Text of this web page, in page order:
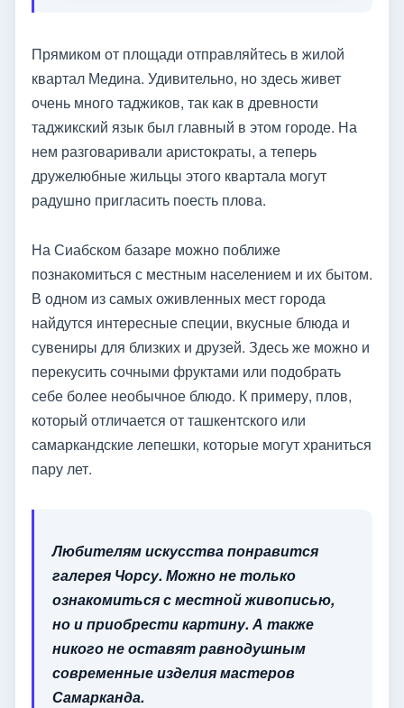
Прямиком от площади отправляйтесь в жилой
квартал Медина. Удивительно, но здесь живет
очень много таджиков, так как в древности
таджикский язык был главный в этом городе. На
нем разговаривали аристократы, а теперь
дружелюбные жильцы этого квартала могут
радушно пригласить поесть плова.
На Сиабском базаре можно поближе
познакомиться с местным населением и их бытом.
В одном из самых оживленных мест города
найдутся интересные специи, вкусные блюда и
сувениры для близких и друзей. Здесь же можно и
перекусить сочными фруктами или подобрать
себе более необычное блюдо. К примеру, плов,
который отличается от ташкентского или
самаркандские лепешки, которые могут храниться
пару лет.
Любителям искусства понравится
галерея Чорсу. Можно не только
ознакомиться с местной живописью,
но и приобрести картину. А также
никого не оставят равнодушным
современные изделия мастеров
Самарканда.